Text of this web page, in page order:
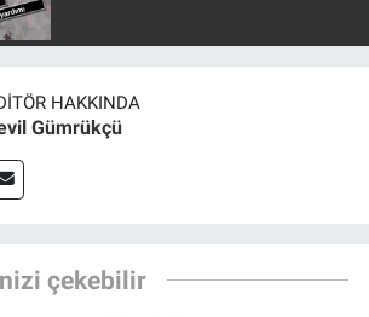
HAKKINDA
Gümrükçü
çekebilir